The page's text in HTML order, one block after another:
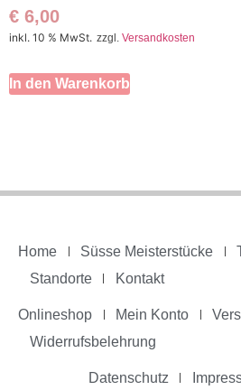
€ 6,00
inkl. 10 % MwSt. zzgl. Versandkosten
In den Warenkorb
Home Süsse Meisterstücke
Standorte
Kontakt
Onlineshop Mein Konto
Widerrufsbelehrung
Datenschutz